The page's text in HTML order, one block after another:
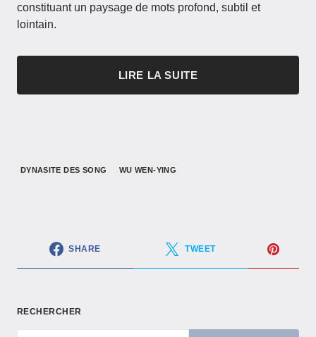
constituant un paysage de mots profond, subtil et
lointain.
LIRE LA SUITE
DYNASITE DES SONG WU WEN-YING
SHARE TWEET
RECHERCHER